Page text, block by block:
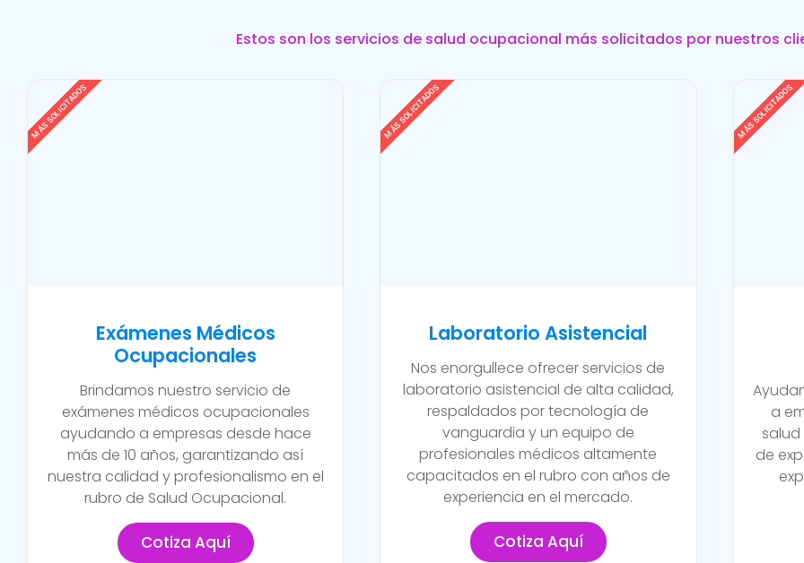
Estos son los servicios de salud ocupacional más solicitados por nuestros
Exámenes Médicos
Ocupacionales
Brindamos nuestro servicio de
exámenes médicos ocupacionales
ayudando a empresas desde hace
más de 10 años, garantizando así
nuestra calidad y profesionalismo en el
rubro de Salud Ocupacional.
Cotiza Aquí
MÁS SOLICITADOS
Laboratorio Asistencial
Nos enorgullece ofrecer servicios de
laboratorio asistencial de alta calidad,
respaldados por tecnología de
vanguardia y un equipo de
profesionales médicos altamente
capacitados en el rubro con años de
experiencia en el mercado.
Cotiza Aquí
MÁS SOLICITADOS
a
de
MÁS SOLICITADOS